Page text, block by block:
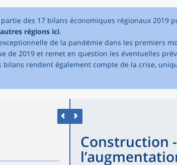
des 17 bilans économiques régionaux 2019
régions ici.
de la pandémie dans les premiers
de 2019 et remet en question les éventuelles
bilans rendent également compte de la crise,
Construction